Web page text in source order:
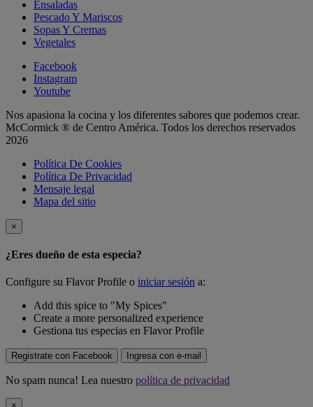
Ensaladas
Pescado Y Mariscos
Sopas Y Cremas
Vegetales
Facebook
Instagram
Youtube
Nos apasiona la cocina y los diferentes sabores que podemos crear.
McCormick ® de Centro América. Todos los derechos reservados
2026
Política De Cookies
Política De Privacidad
Mensaje legal
Mapa del sitio
×
¿Eres dueño de esta especia?
Configure su Flavor Profile o iniciar sesión a:
Add this spice to "My Spices"
Create a more personalized experience
Gestiona tus especias en Flavor Profile
Registrate con Facebook Ingresa con e-mail
No spam nunca! Lea nuestro política de privacidad